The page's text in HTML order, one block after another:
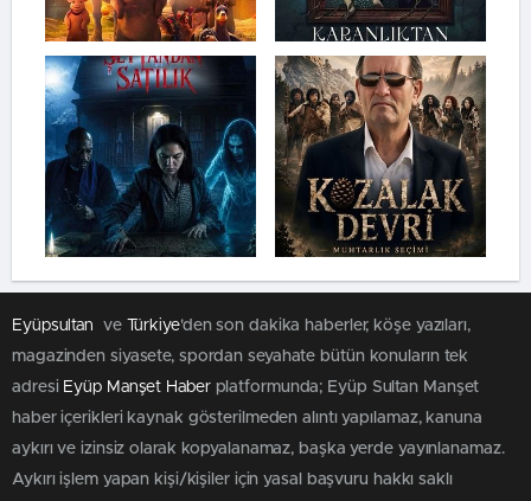
Eyüpsultan ve Türkiye'den son dakika haberler, köşe yazıları,
magazinden siyasete, spordan seyahate bütün konuların tek
adresi Eyüp Manşet Haber platformunda; Eyüp Sultan Manşet
haber içerikleri kaynak gösterilmeden alıntı yapılamaz, kanuna
aykırı ve izinsiz olarak kopyalanamaz, başka yerde yayınlanamaz.
Aykırı işlem yapan kişi/kişiler için yasal başvuru hakkı saklı